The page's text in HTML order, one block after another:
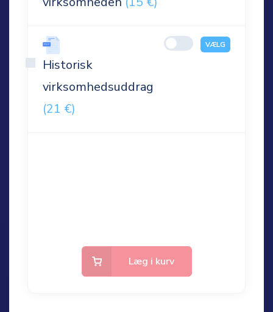
Historisk
virksomhedsuddrag
(21 €)
VÆLG
Læg i kurv